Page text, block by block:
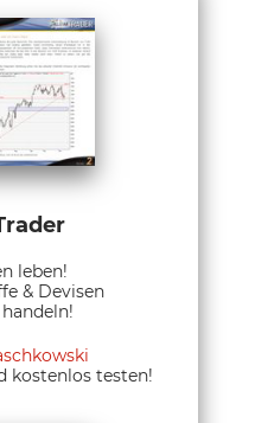
leben!
& Devisen
kostenlos testen!